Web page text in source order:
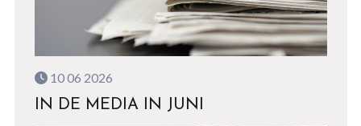
10 06 2026
IN DE MEDIA IN JUNI